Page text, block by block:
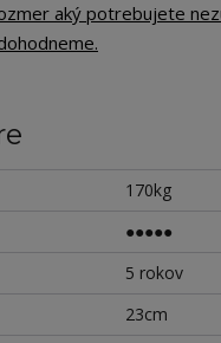
aký potrebujete
170kg
●●●●●
5 rokov
23cm